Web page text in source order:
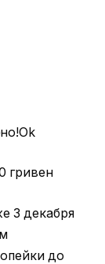
гривен
3 декабря
до